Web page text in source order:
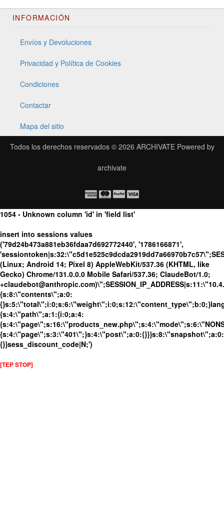
INFORMACIÓN
Envíos y Devoluciones
Privacidad y Política de Cookies
Condiciones
Contactar
Mapa del sitio
Todos los derechos reservados © 2026 ARCHIVATEPowered by
archivate
1054 - Unknown column 'id' in 'field list'
insert into sessions values
('79d24b473a881eb36fdaa7d692772440', '1786166871',
(Linux; Android 14; Pixel 8) AppleWebKit/537.36 (KHTML, like
Gecko) Chrome/131.0.0.0 Mobile Safari/537.36; ClaudeBot/1.0;
{s:8:\"contents\";a:0:
{s:4:\"path\";a:1:{i:0;a:4:
{s:4:\"page\";s:3:\"401\";}s:4:\"post\";a:0:{}}}s:8:\"snapshot\";a:0:
{}}sess_discount_code|N;')
[TEP STOP]